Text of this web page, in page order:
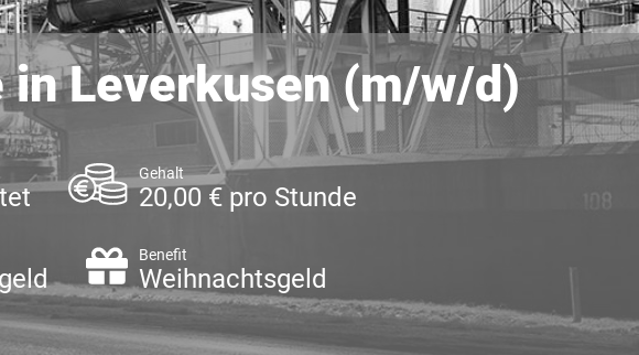
Leverkusen (m/w/d)
Gehalt
20,00 € pro Stunde
Benefit
Weihnachtsgeld